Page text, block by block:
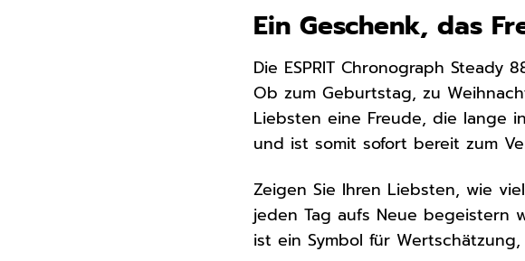
Ein Geschenk, das
Die ESPRIT Chronograph
Ob zum Geburtstag, zu
Liebsten eine Freude, die lange
und ist somit sofort bereit zum
Zeigen Sie Ihren Liebsten, wie
jeden Tag aufs Neue begeistern
ist ein Symbol für